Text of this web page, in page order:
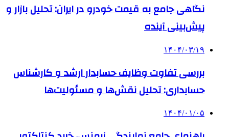
نگاهی جامع به قیمت خودرو در ایران: تحلیل بازار و
پیش‌بینی آینده
۱۴۰۴/۰۳/۱۹
بررسی تفاوت وظایف حسابدار ارشد و کارشناس
حسابداری: تحلیل نقش‌ها و مسئولیت‌ها
۱۴۰۴/۰۱/۰۵